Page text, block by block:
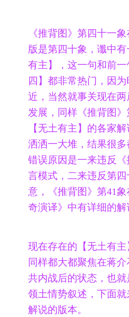
《推背图》第四十一
版是第四十象，谶中
有主】，这一句和前
四】都非常热门，因
近，当然就事关现在
发展，同样《推背图》
【无土有主】的各家
洒洒一大堆，结果很多
错误原因是一来违反
言模式，二来违反第
意，《推背图》第41
奇演译》中有详细的解
现在存在的【无土有主
同样都大都聚焦在蒋
共内战后的状态，也
领土情势叙述，下面
解说的版本。